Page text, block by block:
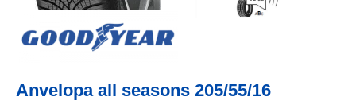
Anvelopa all seasons 205/55/16